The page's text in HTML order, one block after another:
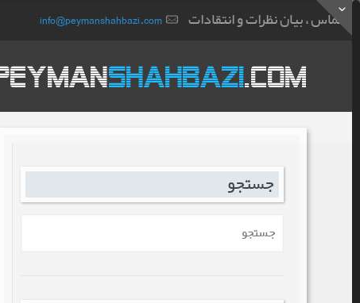
تماس ، بیان نظرات و انتقادات info@peymanshahbazi.com
جستجو